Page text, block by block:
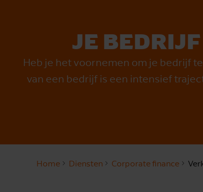
JE BEDRIJF
Heb je het voornemen om je bedrijf
van een bedrijf is een intensief
Home Diensten Corporate finance